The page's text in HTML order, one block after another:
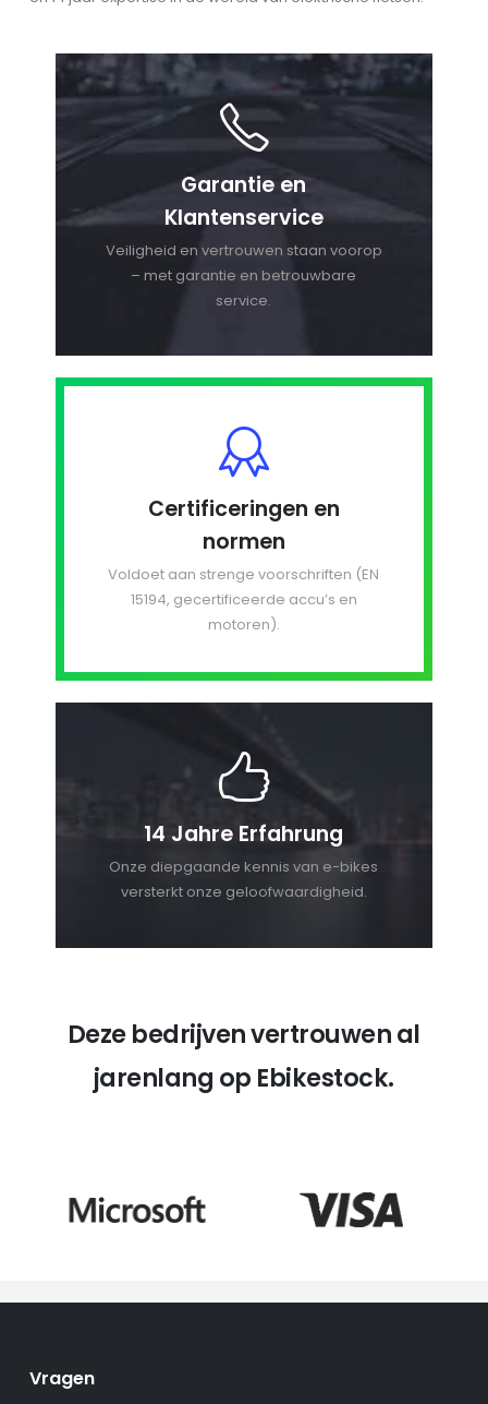
Garantie en
Klantenservice
Veiligheid en vertrouwen staan voorop
– met garantie en betrouwbare
service.
Certificeringen en
normen
Voldoet aan strenge voorschriften (EN
15194, gecertificeerde accu’s en
motoren).
14 Jahre Erfahrung
Onze diepgaande kennis van e-bikes
versterkt onze geloofwaardigheid.
Deze bedrijven vertrouwen al
jarenlang op Ebikestock.
Vragen